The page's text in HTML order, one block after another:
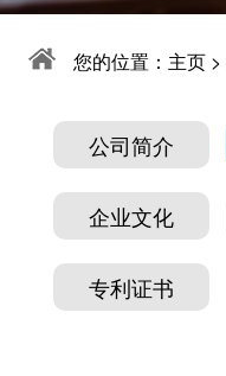
企业文化
企业荣誉
专利证书
媒体报道
公司公告
智慧制造系统
在线智能系统
软件系统
其他
军工行业
煤焦行业
汽车行业
合金
煤焦
合作客户
军工
您的位置： 主页>
公司简介
企业文化
专利证书